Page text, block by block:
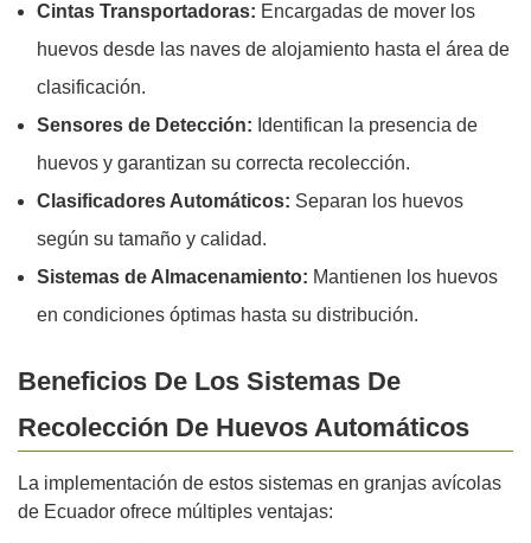
Cintas Transportadoras: Encargadas de mover los
huevos desde las naves de alojamiento hasta el área de
clasificación.
Sensores de Detección: Identifican la presencia de
huevos y garantizan su correcta recolección.
Clasificadores Automáticos: Separan los huevos
según su tamaño y calidad.
Sistemas de Almacenamiento: Mantienen los huevos
en condiciones óptimas hasta su distribución.
Beneficios De Los Sistemas De
Recolección De Huevos Automáticos
La implementación de estos sistemas en granjas avícolas
de Ecuador ofrece múltiples ventajas: